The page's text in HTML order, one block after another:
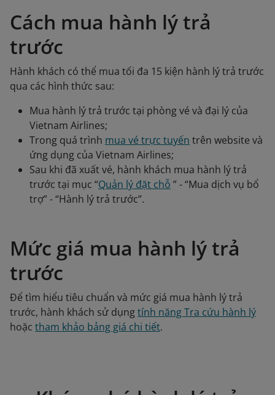
Cách mua hành lý trả
trước
Hành khách có thể mua tối đa 15 kiện hành lý trả trước
qua các hình thức sau:
Mua hành lý trả trước tại phòng vé và đại lý của
Vietnam Airlines;
Trong quá trình mua vé trực tuyến trên website và
ứng dụng của Vietnam Airlines;
Sau khi đã xuất vé, hành khách mua hành lý trả
trước tại mục “Quản lý đặt chỗ ” - “Mua dịch vụ bổ
trợ” - “Hành lý trả trước”.
Mức giá mua hành lý trả
trước
Để tìm hiểu tiêu chuẩn và mức giá mua hành lý trả
trước, hành khách sử dụngtính năng Tra cứu hành lý
hoặc tham khảo bảng giá chi tiết.